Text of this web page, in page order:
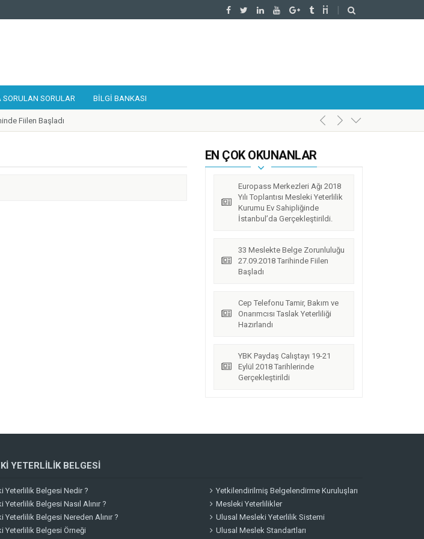
SORULAN SORULAR BILGI BANKASI
Fiilen Başladı
Gerçekleştirildi
300.000'e ulaştı
Yeterlilik Kurumu Ev Sahipliğinde İstanbul’da Gerçekleştirildi.
EN ÇOK OKUNANLAR
Europass Merkezleri Ağı 2018
Yılı Toplantısı Mesleki Yeterlilik
Kurumu Ev Sahipliğinde
İstanbul’da Gerçekleştirildi.
33 Meslekte Belge Zorunluluğu
27.09.2018 Tarihinde Fiilen
Başladı
Cep Telefonu Tamir, Bakım ve
Onarımcısı Taslak Yeterliliği
Hazırlandı
YBK Paydaş Calıştayı 19-21
Eylül 2018 Tarihlerinde
Gerçekleştirildi
YETERLILIK BELGESI
Yeterlilik Belgesi Nedir ?
Yeterlilik Belgesi Nasıl Alınır ?
Yeterlilik Belgesi Nereden Alınır ?
Yeterlilik Belgesi Örneği
Yetkilendirilmiş Belgelendirme Kuruluşları
Mesleki Yeterlilikler
Ulusal Mesleki Yeterlilik Sistemi
Ulusal Meslek Standartları